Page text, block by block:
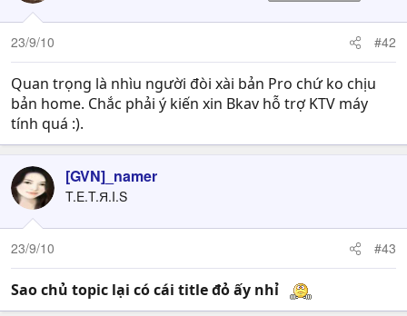
23/9/10 #42
Quan trọng là nhìu người đòi xài bản Pro chứ ko chịu
bản home. Chắc phải ý kiến xin Bkav hỗ trợ KTV máy
tính quá :).
[GVN]­_namer
T.E.T.Я.I.S
23/9/10 #43
Sao chủ topic lại có cái title đỏ ấy nhỉ